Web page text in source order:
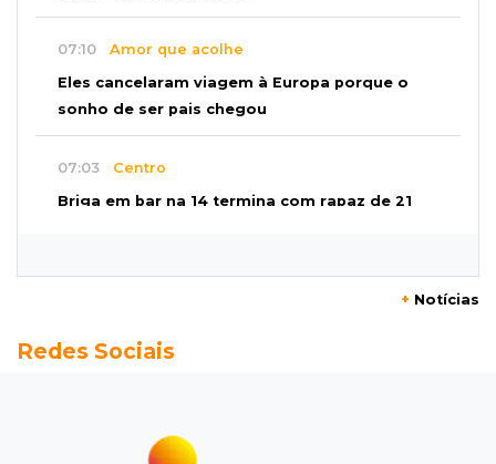
07:10 Amor que acolhe
Eles cancelaram viagem à Europa porque o
sonho de ser pais chegou
07:03 Centro
Briga em bar na 14 termina com rapaz de 21
promessas, mas deixam a conta para depois
Domingo é dia de Festival do Sobá e feiras em
+ Notícias
Redes Sociais